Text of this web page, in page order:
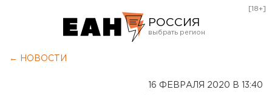
РОССИЯ
[18+]
← НОВОСТИ
16 ФЕВРАЛЯ 2020 В 13:40